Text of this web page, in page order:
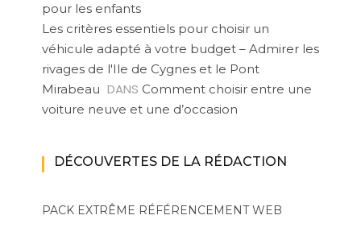
pour les enfants
Les critères essentiels pour choisir un
véhicule adapté à votre budget – Admirer les
rivages de l'Ile de Cygnes et le Pont
Mirabeau DANS Comment choisir entre une
voiture neuve et une d’occasion
DÉCOUVERTES DE LA RÉDACTION
PACK EXTRÊME RÉFÉRENCEMENT WEB